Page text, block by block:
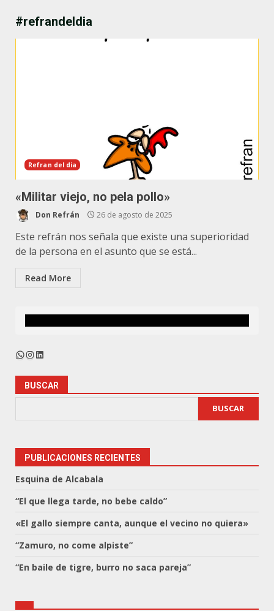
#refrandeldia
Refran del dia
«Militar viejo, no pela pollo»
Don Refrán 26 de agosto de 2025
Este refrán nos señala que existe una superioridad
de la persona en el asunto que se está...
Read More
WhatsApp
Instagram
LinkedIn
BUSCAR
BUSCAR
PUBLICACIONES RECIENTES
Esquina de Alcabala
“El que llega tarde, no bebe caldo”
«El gallo siempre canta, aunque el vecino no quiera»
“Zamuro, no come alpiste”
“En baile de tigre, burro no saca pareja”